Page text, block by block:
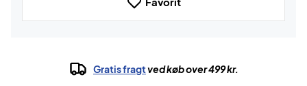
Gratis fragtved køb over 499 kr.